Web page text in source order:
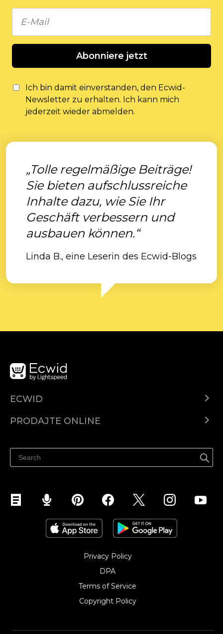
Abonniere jetzt
Ich bin damit einverstanden, den Ecwid-
Newsletter zu erhalten. Ich kann mich
jederzeit wieder abmelden.
„Tolle regelmäßige Beiträge!
Sie bieten aufschlussreiche
Inhalte dazu, wie Sie Ihr
Geschäft verbessern und
ausbauen können.“
Linda B., eine Leserin des Ecwid-Blogs
ECWID
PRODAJTE ONLINE
Privacy Policy
DPA
Terms of Service
Copyright Policy‎